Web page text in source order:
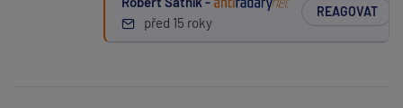
před 15 roky
REAGOVAT